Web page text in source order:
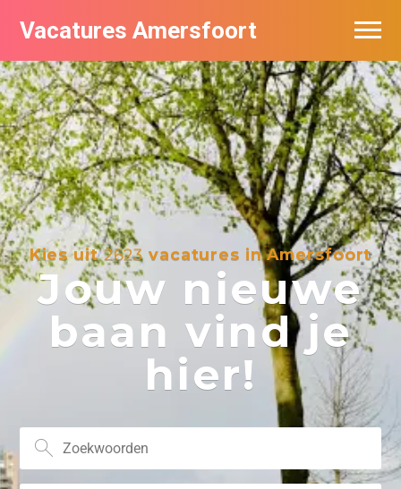
Vacatures Amersfoort
Kies uit2623 vacatures in Amersfoort
Jouw nieuwe
baan vind je
hier!
Vacatures per bedrijf
De populairste vacatures in Amersfoort
Nieuwsbrief feed